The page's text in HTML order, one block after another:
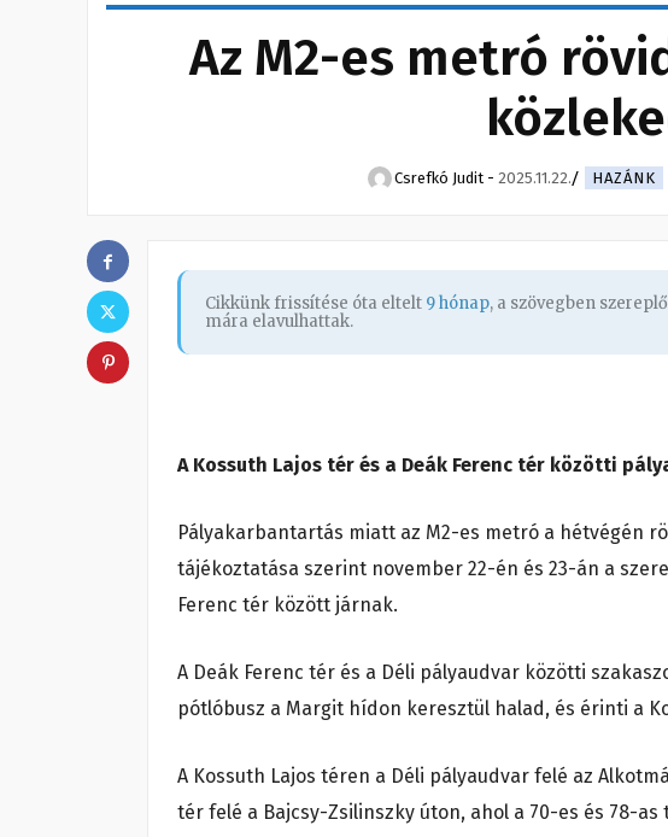
Az M2-es metró
Csrefkó Judit - 2025.11.22. HAZÁNK
Cikkünk frissítése óta eltelt 9 hónap, a szövegben
mára elavulhattak.
A Kossuth Lajos tér és a Deák Ferenc tér közötti
Pályakarbantartás miatt az M2-es metró a hétvégén
tájékoztatása szerint november 22-én és 23-án a
Ferenc tér között járnak.
A Deák Ferenc tér és a Déli pályaudvar közötti
pótlóbusz a Margit hídon keresztül halad, és érinti a
A Kossuth Lajos téren a Déli pályaudvar felé az
tér felé a Bajcsy-Zsilinszky úton, ahol a 70-es és 78-